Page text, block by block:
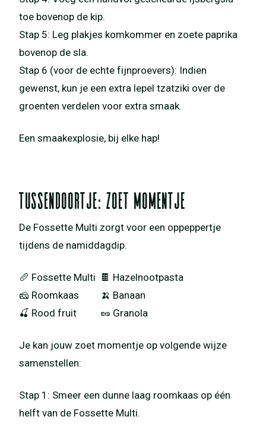
toe bovenop de kip.
Stap 5: Leg plakjes komkommer en zoete paprika
bovenop de sla.
Stap 6 (voor de echte fijnproevers): Indien
gewenst, kun je een extra lepel tzatziki over de
groenten verdelen voor extra smaak.
Een smaakexplosie, bij elke hap!
Tussendoortje: Zoet momentje
De Fossette Multi zorgt voor een oppeppertje
tijdens de namiddagdip.
🥖 Fossette Multi 🍫 Hazelnootpasta
🧀 Roomkaas 🍌 Banaan
🍒 Rood fruit 🥜 Granola
Je kan jouw zoet momentje op volgende wijze
samenstellen:
Stap 1: Smeer een dunne laag roomkaas op één
helft van de Fossette Multi.